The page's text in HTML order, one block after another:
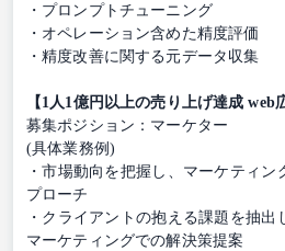
・プロンプトチューニング
・オペレーション含めた精度評価
・精度改善に関する元データ収集
【1人1億円以上の売り上げ達成 web
募集ポジション：マーケター
(具体業務例)
・市場動向を把握し、マーケティ
プローチ
・クライアントの抱える課題を抽
マーケティングでの解決策提案